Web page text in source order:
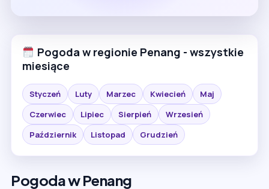
Pogoda w regionie Penang - wszystkie
miesiące
Styczeń Luty Marzec Kwiecień
Maj
Czerwiec
Lipiec Sierpień
Wrzesień
Październik
Listopad Grudzień
Pogoda w Penang